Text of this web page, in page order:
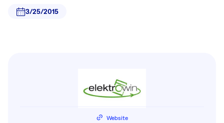
3/25/2015
Website